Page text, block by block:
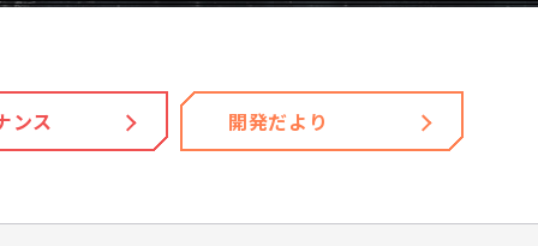
ンス 開発だより